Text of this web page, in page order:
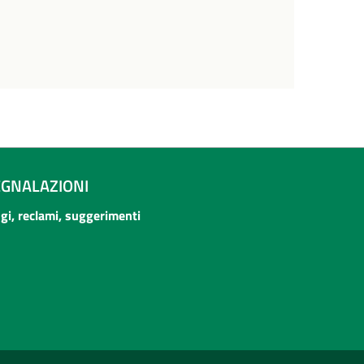
reclami, suggerimenti